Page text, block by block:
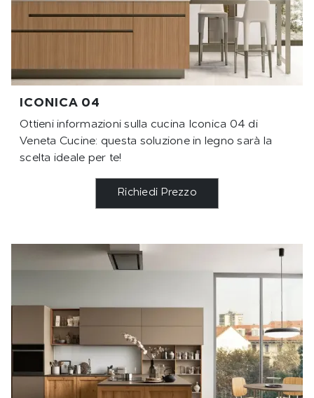
ICONICA 04
Ottieni informazioni sulla cucina Iconica 04 di
Veneta Cucine: questa soluzione in legno sarà la
scelta ideale per te!
Richiedi Prezzo